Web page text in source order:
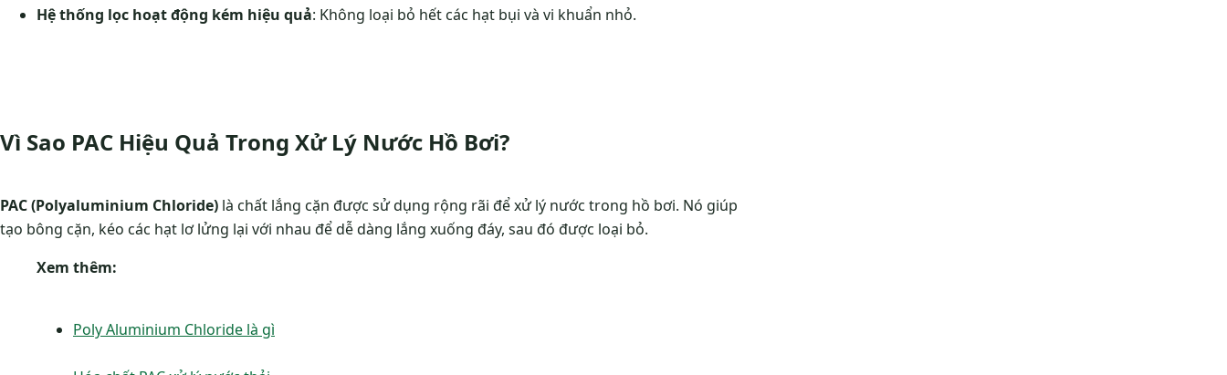
Hệ thống lọc hoạt động kém hiệu quả: Không loại bỏ hết các hạt bụi và vi khuẩn nhỏ.
Vì Sao PAC Hiệu Quả Trong Xử Lý Nước Hồ Bơi?
PAC (Polyaluminium Chloride) là chất lắng cặn được sử dụng rộng rãi để xử lý nước trong hồ bơi. Nó giúp
tạo bông cặn, kéo các hạt lơ lửng lại với nhau để dễ dàng lắng xuống đáy, sau đó được loại bỏ.
Xem thêm:
Poly Aluminium Chloride là gì